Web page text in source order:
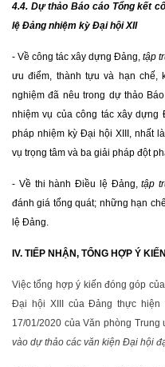
4.4. Dự thảo Báo cáo Tổng kết
lệ Đảng nhiệm kỳ Đại hội XII
- Về công tác xây dựng Đảng,tập
ưu điểm, thành tựu và hạn chế,
nghiệm đã nêu trong dự thảo
nhiệm vụ của công tác xây
pháp nhiệm kỳ Đại hội XIII, nhất
vụ trọng tâm và ba giải pháp đột
- Về thi hành Điều lệ Đảng,tập
đánh giá tổng quát; những hạn
lệ Đảng.
IV. TIẾP NHẬN, TỔNG HỢP Ý
Việc tổng hợp ý kiến đóng góp
Đại hội XIII của Đảng thực hiện
17/01/2020 của Văn phòng
vào dự thảo các văn kiện Đại hội